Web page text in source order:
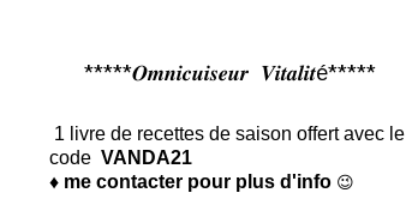
*****𝑶𝒎𝒏𝒊𝒄𝒖𝒊𝒔𝒆𝒖𝒓 𝑽𝒊𝒕𝒂𝒍𝒊𝒕é*****
1 livre de recettes de saison offertavec le
code VANDA21
♦ me contacter pour plus d'info 😉